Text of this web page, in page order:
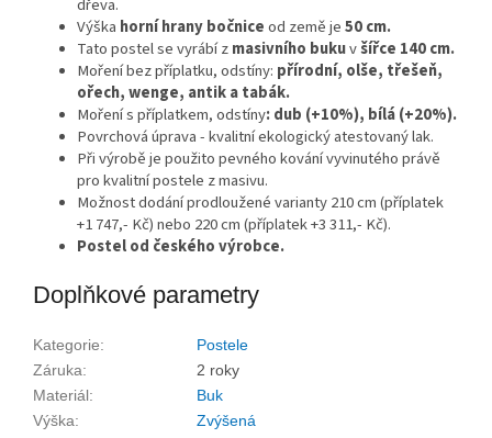
dřeva.
Výška horní hrany bočniceod země je50 cm.
Tato postel se vyrábí zmasivního bukuvšířce 140 cm.
Moření bez příplatku, odstíny: přírodní, olše, třešeň,
ořech, wenge, antik a tabák.
Moření s příplatkem, odstíny: dub (+10%), bílá (+20%).
Povrchová úprava - kvalitní ekologický atestovaný lak.
Při výrobě je použito pevného kování vyvinutého právě
pro kvalitní postele z masivu.
Možnost dodání prodloužené varianty 210 cm (příplatek
+1 747,- Kč) nebo 220 cm (příplatek +3 311,- Kč).
Postel od českého výrobce.
Doplňkové parametry
Kategorie:
Postele
Záruka:
2 roky
Materiál:
Buk
Výška:
Zvýšená